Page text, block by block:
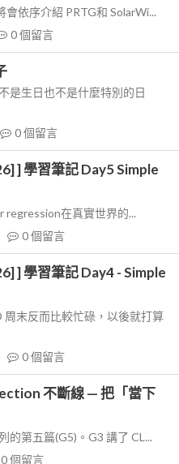
依序介紹 PRTG和 SolarWi...
0個留言
是生日也不是什麼特別的日
0個留言
] 學習筆記 Day5 Simple
regression在真實世界的...
0個留言
] 學習筆記 Day4 - Simple
末反而比較忙碌，以後就打算
0個留言
不斷線 — 把「當下
的第五篇(G5)。G3 講了 CL...
0個留言